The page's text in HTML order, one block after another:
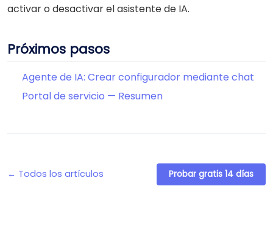
activar o desactivar el asistente de IA.
Próximos pasos
Agente de IA: Crear configurador mediante chat
Portal de servicio — Resumen
← Todos los artículos Probar gratis 14 días